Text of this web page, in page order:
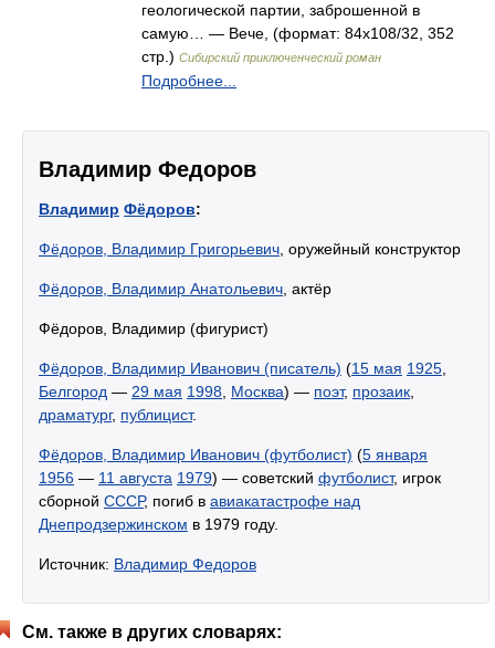
геологической партии, заброшенной в
самую… — Вече, (формат: 84x108/32, 352
стр.) Сибирский приключенческий роман
Подробнее...
Владимир Федоров
Владимир Фёдоров:
Фёдоров, Владимир Григорьевич , оружейный конструктор
Фёдоров, Владимир Анатольевич , актёр
Фёдоров, Владимир (фигурист)
Фёдоров, Владимир Иванович (писатель) (15 мая 1925
Белгород — 29 мая 1998 Москва) — поэт, прозаик
драматург, публицист.
Фёдоров, Владимир Иванович (футболист) (5 января
1956 — 11 августа 1979) — советский футболист, игрок
сборной СССР, погиб в авиакатастрофе над
Днепродзержинском в 1979 году.
Источник: Владимир Федоров
См. также в других словарях: